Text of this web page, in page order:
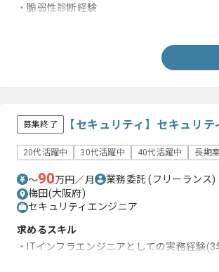
・脆弱性診断経験
募集終了 【セキュリティ】セキュリ
20代活躍中 30代活躍中 40代活躍中 長期
〜90万円／月 業務委託(フリーランス)
梅田(大阪府)
セキュリティエンジニア
求めるスキル
・ITインフラエンジニアとしての実務経験(3